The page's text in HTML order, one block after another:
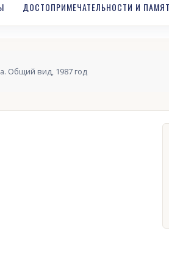
ДОСТОПРИМЕЧАТЕЛЬНОСТИ И
Общий вид, 1987 год